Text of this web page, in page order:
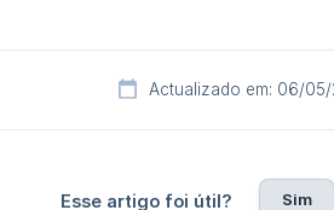
Actualizado em: 06/
Esse artigo foi útil? Sim